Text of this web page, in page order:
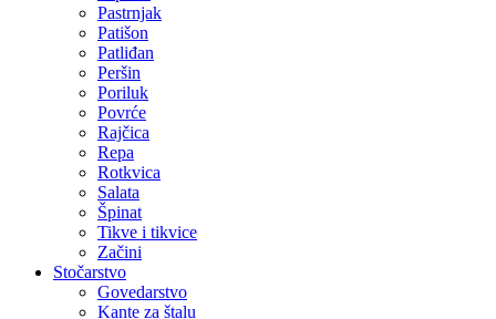
Pastrnjak
Patišon
Patliđan
Peršin
Poriluk
Povrće
Rajčica
Repa
Rotkvica
Salata
Špinat
Tikve i tikvice
Začini
Stočarstvo
Govedarstvo
Kante za štalu